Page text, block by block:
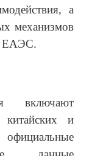
а
механизмов
ЕАЭС.
включают
китайских и